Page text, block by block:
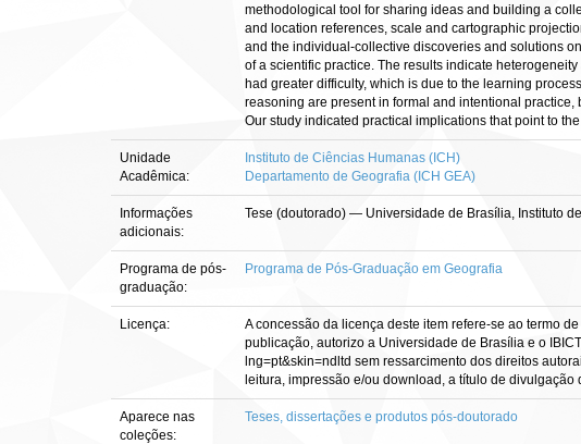
methodological tool for sharing ideas and building a
and location references, scale and cartographic
and the individual-collective discoveries and solutions
of a scientific practice. The results indicate
had greater difficulty, which is due to the learning
reasoning are present in formal and intentional
Our study indicated practical implications that point to
Unidade
Acadêmica:
Instituto de Ciências Humanas (ICH)
Departamento de Geografia (ICH GEA)
Informações
adicionais:
Tese (doutorado) — Universidade de Brasília, Instituto
Programa de pós-
graduação:
Programa de Pós-Graduação em Geografia
Licença:
A concessão da licença deste item refere-se ao termo
publicação, autorizo a Universidade de Brasília e o
lng=pt&skin=ndltd sem ressarcimento dos direitos
leitura, impressão e/ou download, a título de
Aparece nas
coleções:
Teses, dissertações e produtos pós-doutorado